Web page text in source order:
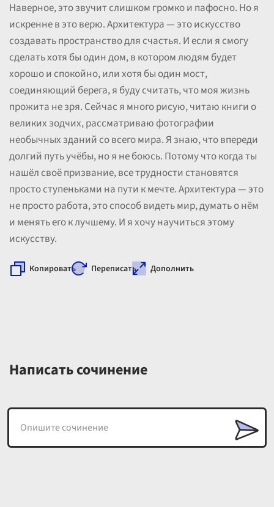
Наверное, это звучит слишком громко и пафосно. Но я
искренне в это верю. Архитектура — это искусство
создавать пространство для счастья. И если я смогу
сделать хотя бы один дом, в котором людям будет
хорошо и спокойно, или хотя бы один мост,
соединяющий берега, я буду считать, что моя жизнь
прожита не зря. Сейчас я много рисую, читаю книги о
великих зодчих, рассматриваю фотографии
необычных зданий со всего мира. Я знаю, что впереди
долгий путь учёбы, но я не боюсь. Потому что когда ты
нашёл своё призвание, все трудности становятся
просто ступеньками на пути к мечте. Архитектура — это
не просто работа, это способ видеть мир, думать о нём
и менять его к лучшему. И я хочу научиться этому
искусству.
Копировать Переписать Дополнить
Написать сочинение